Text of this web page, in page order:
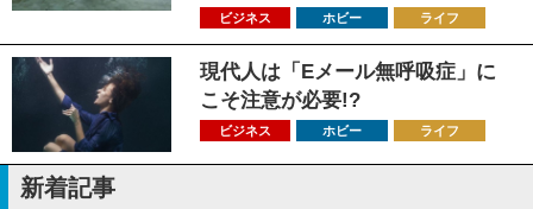
ビジネス ホビー ライフ
現代人は「Eメール無呼吸症」に
こそ注意が必要!?
ビジネス ホビー ライフ
新着記事